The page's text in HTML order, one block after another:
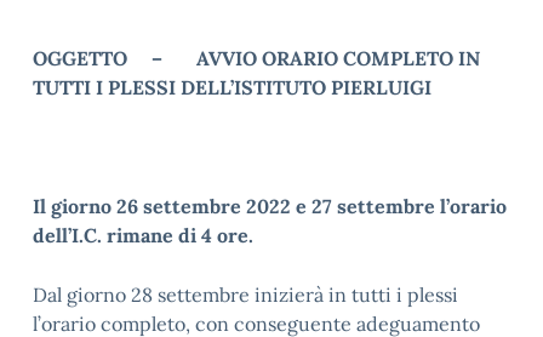
OGGETTO – AVVIO ORARIO COMPLETO IN
TUTTI I PLESSI DELL’ISTITUTO PIERLUIGI
Il giorno 26 settembre 2022 e 27 settembre l’orario
dell’I.C. rimane di 4 ore.
Dal giorno 28 settembre inizierà in tutti i plessi
l’orario completo, con conseguente adeguamento